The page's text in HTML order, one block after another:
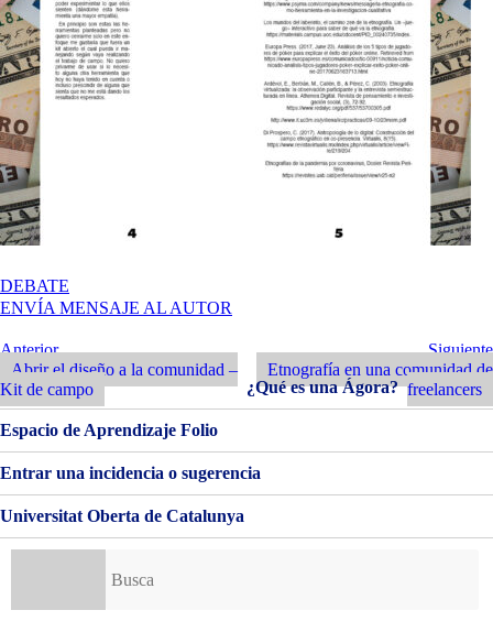
DEBATE
ABRIR
A
LA
COMUNIDAD
DEL
PÓKER
ENVÍA MENSAJE AL AUTOR
Navegación
de
entradas
Entrada
Anterior
Anterior
Abrir el diseño a la comunidad –
Kit de campo
Siguiente
Entrada
Siguiente
Etnografía en una comunidad de
freelancers
¿Qué es una Ágora?
Espacio de Aprendizaje Folio
Entrar una incidencia o sugerencia
Universitat Oberta de Catalunya